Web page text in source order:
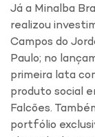
Já a Minalba
realizou
Campos do
Paulo; no
primeira lata
produto social
Falcões.
portfólio